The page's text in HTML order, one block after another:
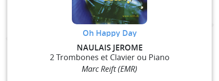
Oh Happy Day
NAULAIS JEROME
2 Trombones et Clavier ou Piano
Marc Reift (EMR)